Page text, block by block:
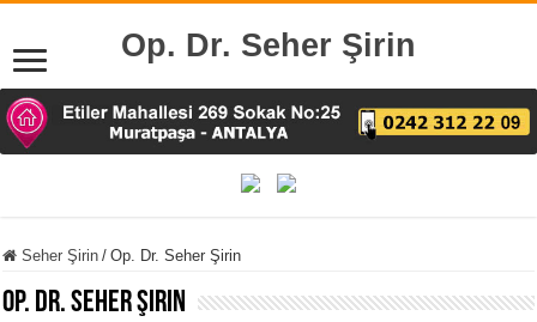
Op. Dr. Seher Şirin
Seher Şirin / Op. Dr. Seher Şirin
Op. Dr. Seher Şirin